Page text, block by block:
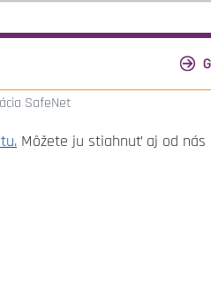
SafeNet
Môžete ju stiahnuť aj od nás